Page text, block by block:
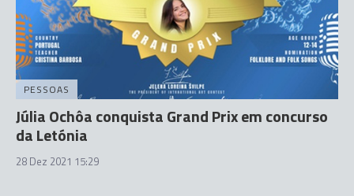
PESSOAS
Júlia Ochôa conquista Grand Prix em concurso
da Letónia
28 Dez 2021 15:29